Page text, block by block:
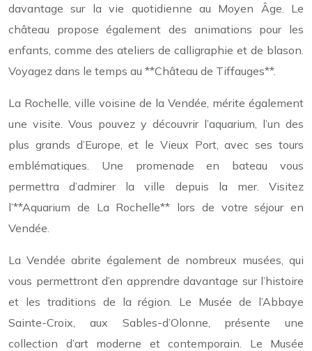
davantage sur la vie quotidienne au Moyen Âge. Le
château propose également des animations pour les
enfants, comme des ateliers de calligraphie et de blason.
Voyagez dans le temps au **Château de Tiffauges**.
La Rochelle, ville voisine de la Vendée, mérite également
une visite. Vous pouvez y découvrir l’aquarium, l’un des
plus grands d’Europe, et le Vieux Port, avec ses tours
emblématiques. Une promenade en bateau vous
permettra d’admirer la ville depuis la mer. Visitez
l’**Aquarium de La Rochelle** lors de votre séjour en
Vendée.
La Vendée abrite également de nombreux musées, qui
vous permettront d’en apprendre davantage sur l’histoire
et les traditions de la région. Le Musée de l’Abbaye
Sainte-Croix, aux Sables-d’Olonne, présente une
collection d’art moderne et contemporain. Le Musée